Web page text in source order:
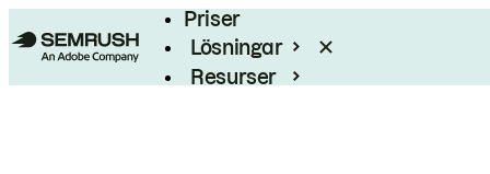
Priser
Lösningar
Resurser